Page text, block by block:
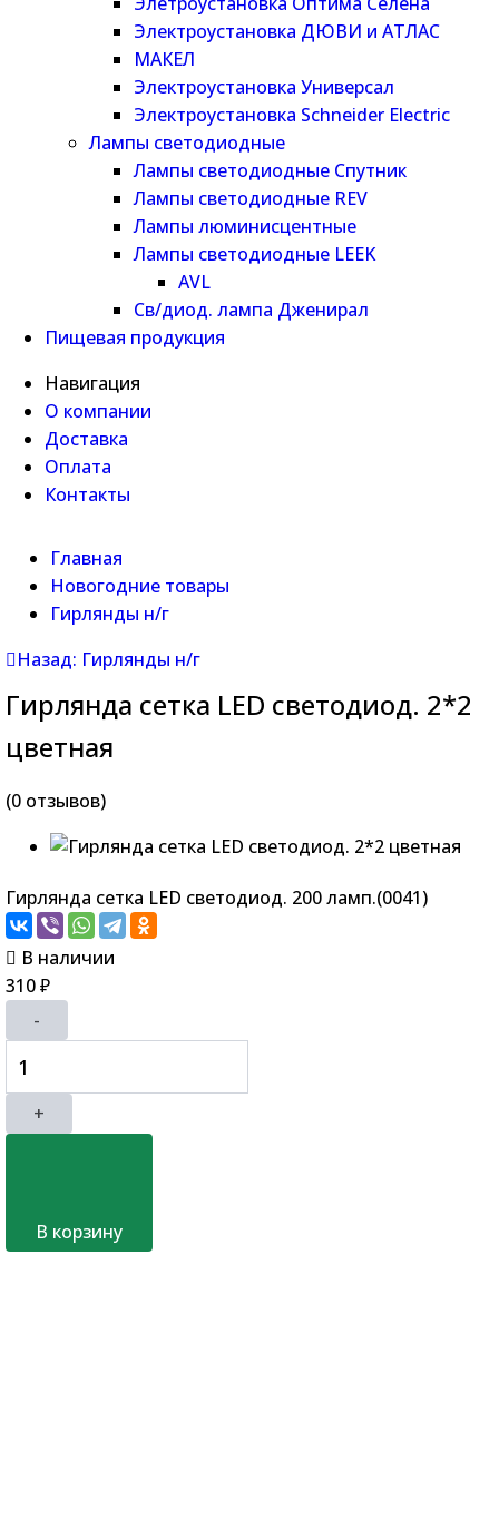
Электроустановка ДЮВИ и АТЛАС
МАКЕЛ
Электроустановка Универсал
Электроустановка Schneider Electric
Лампы светодиодные
Лампы светодиодные Спутник
Лампы светодиодные REV
Лампы люминисцентные
Лампы светодиодные LEEK
AVL
Св/диод. лампа Дженирал
Пищевая продукция
Навигация
О компании
Доставка
Оплата
Контакты
Главная
Новогодние товары
Гирлянды н/г
Назад: Гирлянды н/г
Гирлянда сетка LED светодиод. 2*2
цветная
(0 отзывов)
Гирлянда сетка LED светодиод. 200 ламп.(0041)
В наличии
310 ₽
-
+
В корзину